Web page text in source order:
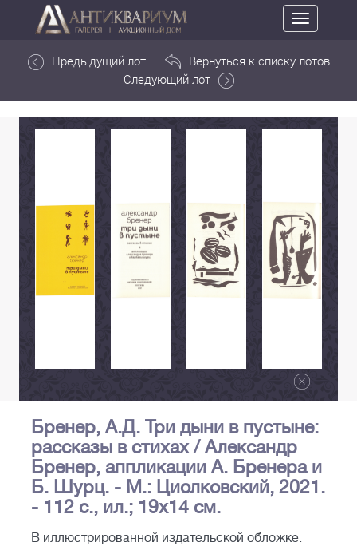
Toggle
navigation
Предыдущий лот
Вернуться к списку лотов
Следующий лот
Бренер, А.Д. Три дыни в пустыне:
рассказы в стихах / Александр
Бренер, аппликации А. Бренера и
Б. Шурц. - М.: Циолковский, 2021.
- 112 с., ил.; 19х14 см.
В иллюстрированной издательской обложке.